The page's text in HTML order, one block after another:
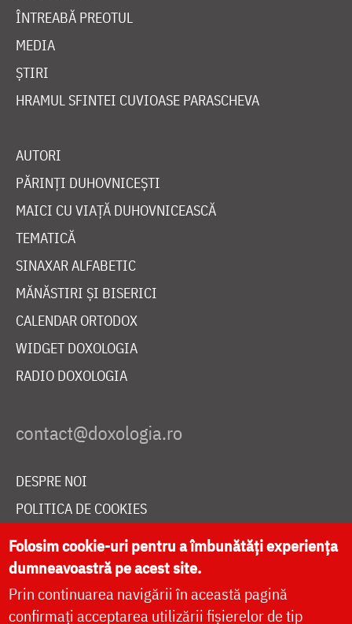
ÎNTREABĂ PREOTUL
MEDIA
ȘTIRI
HRAMUL SFINTEI CUVIOASE PARASCHEVA
AUTORI
PĂRINȚI DUHOVNICEȘTI
MAICI CU VIAȚĂ DUHOVNICEASCĂ
TEMATICĂ
SINAXAR ALFABETIC
MĂNĂSTIRI ȘI BISERICI
CALENDAR ORTODOX
WIDGET DOXOLOGIA
RADIO DOXOLOGIA
DESPRE NOI
POLITICA DE COOKIES
DONEAZĂ ONLINE PENTRU CATEDRALA NAȚIONALĂ
LIVE
Folosim cookie-uri pentru a îmbunătăți experiența
dumneavoastră pe acest site.
Prin continuarea navigării în această pagină
confirmați acceptarea utilizării fișierelor de tip